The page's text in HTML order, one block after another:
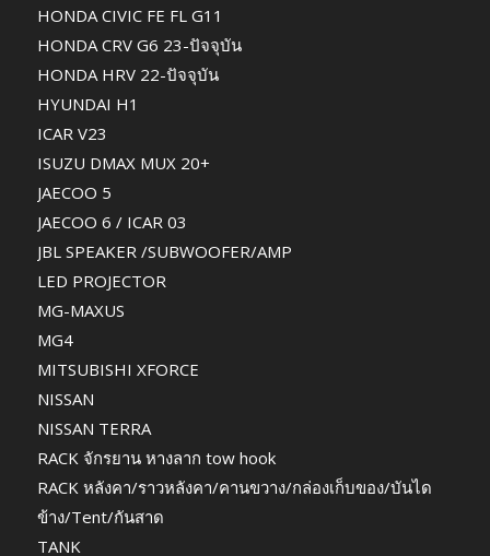
HONDA CIVIC FE FL G11
HONDA CRV G6 23-ปัจจุบัน
HONDA HRV 22-ปัจจุบัน
HYUNDAI H1
ICAR V23
ISUZU DMAX MUX 20+
JAECOO 5
JAECOO 6 / ICAR 03
JBL SPEAKER /SUBWOOFER/AMP
LED PROJECTOR
MG-MAXUS
MG4
MITSUBISHI XFORCE
NISSAN
NISSAN TERRA
RACK จักรยาน หางลาก tow hook
RACK หลังคา/ราวหลังคา/คานขวาง/กล่องเก็บของ/บันได
ข้าง/Tent/กันสาด
TANK